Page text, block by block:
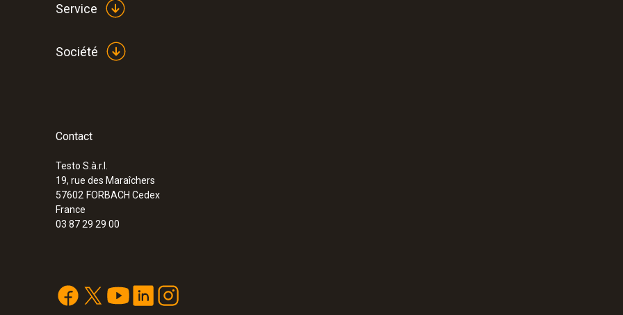
Service
Société
Contact
Testo S.à.r.l.
19, rue des Maraîchers
57602 FORBACH Cedex
France
03 87 29 29 00